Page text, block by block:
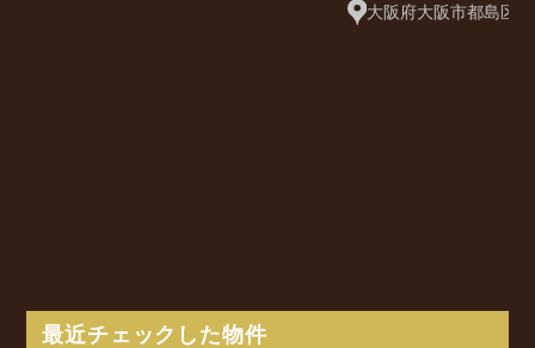
大阪府大阪市都島区
最近チェックした物件